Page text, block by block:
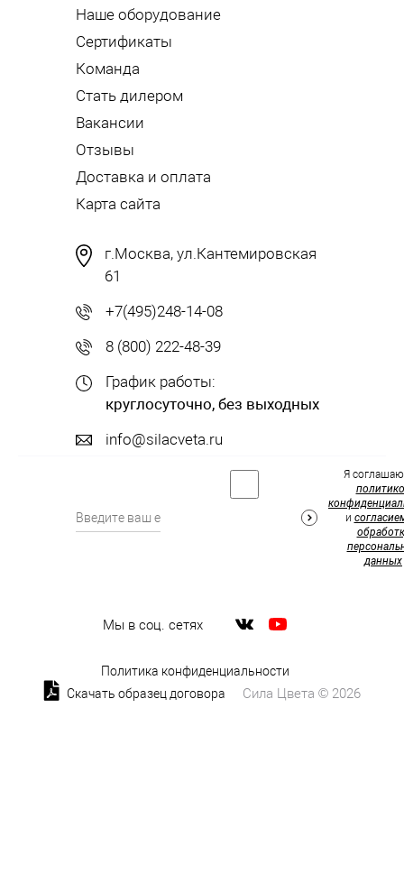
Наше оборудование
Сертификаты
Команда
Стать дилером
Вакансии
Отзывы
Доставка и оплата
Карта сайта
г.Москва, ул.Кантемировская
61
+7(495)248-14-08
8 (800) 222-48-39
График работы:
круглосуточно, без выходных
info@silacveta.ru
Мы в соц. сетях
Я
и
данных
Политика конфиденциальности
Скачать образец договора
Сила Цвета © 2026